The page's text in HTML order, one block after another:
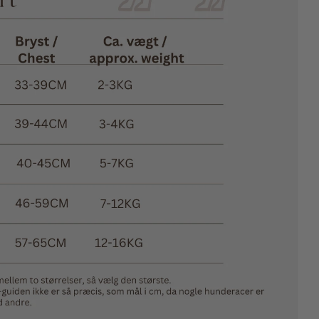
markeret med * er obligatoriske.
Send Spørgsmål